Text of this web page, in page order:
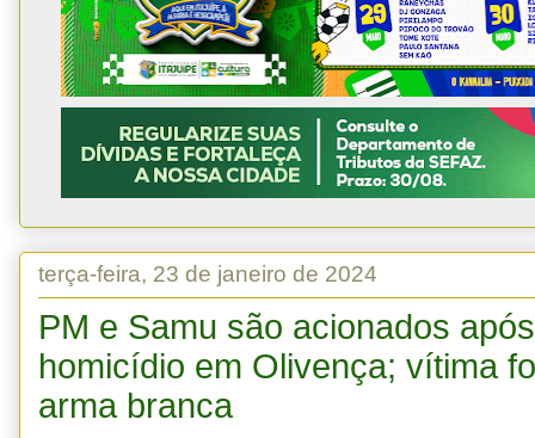
terça-feira, 23 de janeiro de 2024
PM e Samu são acionados
homicídio em Olivença; vítima
arma branca